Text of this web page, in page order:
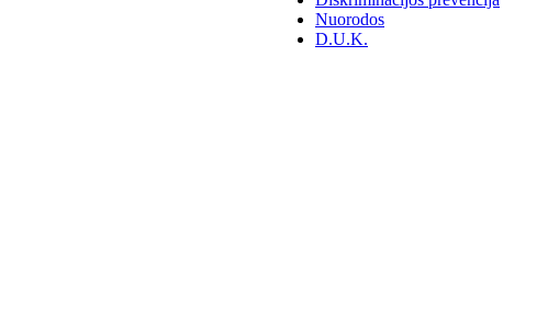
Nuorodos
D.U.K.